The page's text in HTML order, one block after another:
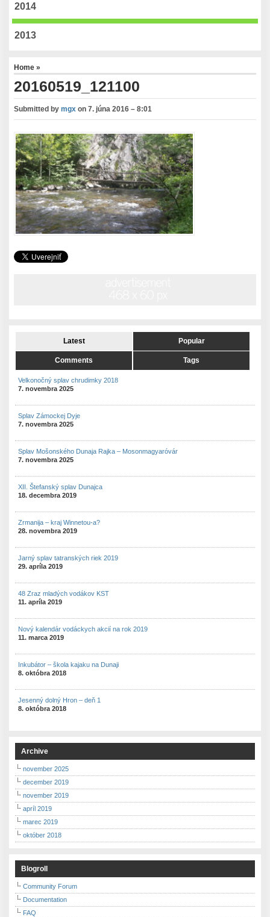
2014
2013
Home»
20160519_121100
Submitted bymgx on7. júna 2016 – 8:01
Latest Popular
Comments Tags
Velkonočný splav chrudimky 2018
7. novembra 2025
Splav Zámockej Dyje
7. novembra 2025
Splav Mošonského Dunaja Rajka – Mosonmagyaróvár
7. novembra 2025
XII. Štefanský splav Dunajca
18. decembra 2019
Zrmanija – kraj Winnetou-a?
28. novembra 2019
Jarný splav tatranských riek 2019
29. apríla 2019
48 Zraz mladých vodákov KST
11. apríla 2019
Nový kalendár vodáckych akcií na rok 2019
11. marca 2019
Inkubátor – škola kajaku na Dunaji
8. októbra 2018
Jesenný dolný Hron – deň 1
8. októbra 2018
Archive
november 2025
december 2019
november 2019
apríl 2019
marec 2019
október 2018
Blogroll
Community Forum
Documentation
FAQ